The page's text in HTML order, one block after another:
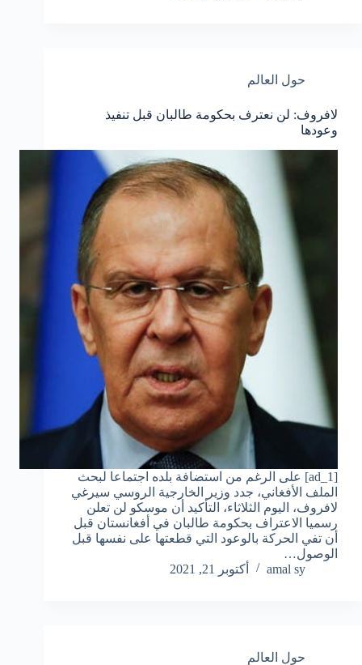
حول العالم
لافروف: لن نعترف بحكومة طالبان قبل تنفيذ
وعودها
[ad_1] على الرغم من استضافة بلده اجتماعا لبحث
الملف الأفغاني، جدد وزير الخارجية الروسي سيرغي
لافروف، اليوم الثلاثاء، التأكيد أن موسكو لن تعلن
رسميا الاعتراف بحكومة طالبان في أفغانستان قبل
أن تفي الحركة بالوعود التي قطعتها على نفسها قبل
الوصول…
amal sy
أكتوبر 21, 2021
حول العالم